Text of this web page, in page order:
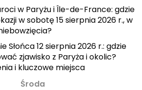
w Paryżu i Île-de-France: gdzie
w sobotę 15 sierpnia 2026 r., w
Słońca 12 sierpnia 2026 r.: gdzie
zjawisko z Paryża i okolic?
i kluczowe miejsca
Środa